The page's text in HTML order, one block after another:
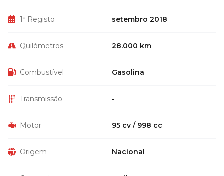
1º Registo setembro 2018
Quilómetros 28.000 km
Combustível Gasolina
Transmissão -
Motor 95 cv / 998 cc
Origem Nacional